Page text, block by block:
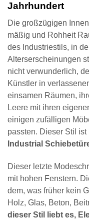
Jahrhundert
Die großzügigen
mäßig und Rohheit
des Industriestils, in
Alterserscheinungen
nicht verwunderlich,
Künstler in
einsamen Räumen,
Leere mit ihren
einigen zufälligen
passten. Dieser Stil
Industrial
Dieser letzte
mit hohen Fenstern.
dem, was früher kein
Holz, Glas, Beton,
dieser Stil liebt es,